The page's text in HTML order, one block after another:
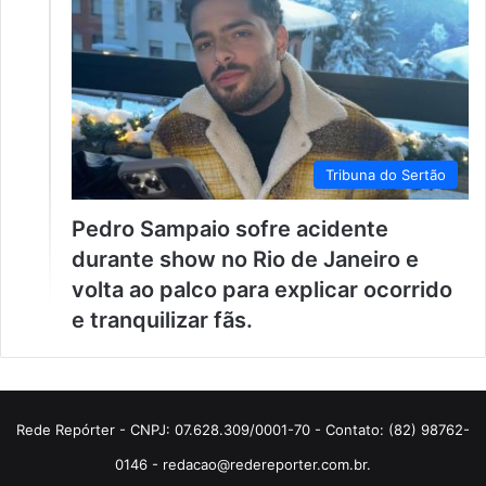
Tribuna do Sertão
Pedro Sampaio sofre acidente
durante show no Rio de Janeiro e
volta ao palco para explicar ocorrido
e tranquilizar fãs.
Rede Repórter - CNPJ: 07.628.309/0001-70 - Contato: (82) 98762-
0146 - redacao@redereporter.com.br.